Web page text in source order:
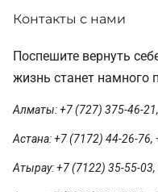
Контакты с нами
Поспешите вернуть
жизнь станет намного
Алматы: +7 (727) 375-46-
Астана: +7 (7172) 44-26-76,
Атырау: +7 (7122) 35-55-